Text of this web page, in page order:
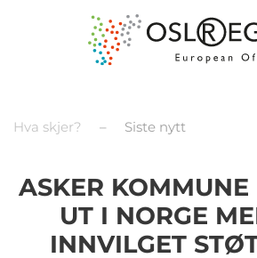
Hva skjer? Siste nytt
ASKER KOMMUNE
UT I NORGE
INNVILGET